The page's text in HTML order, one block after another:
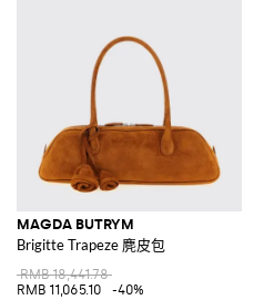
MAGDA BUTRYM
Brigitte Trapeze 麂皮包
RMB 18,441.78
RMB 11,065.10
-40%